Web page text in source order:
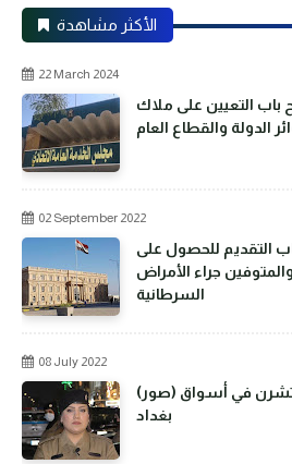
الأكثر مشاهدة
22 March 2024
التعيين على ملاك
02 September 2022
التقديم للحصول على
جراء الأمراض
السرطانية
08 July 2022
(صور) نساء من نوع خاص ينتشرن في أسواق
بغداد